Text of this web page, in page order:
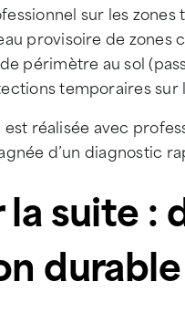
sur les
provisoire de zones
périmètre au sol
temporaires
réalisée avec
d’un diagnostic
suite :
durable